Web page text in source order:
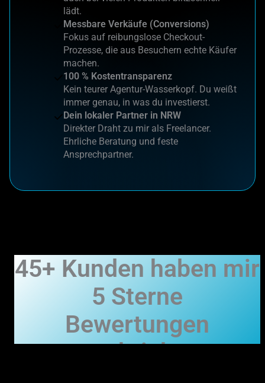
lädt.
Messbare Verkäufe (Conversions)
Fokus auf reibungslose Checkout-
Prozesse, die aus Besuchern echte Käufer
machen.
100 % Kostentransparenz
Kein teurer Agentur-Wasserkopf. Du weißt
immer genau, in was du investierst.
Dein lokaler Partner in NRW
Direkter Draht zu mir als Freelancer.
Ehrliche Beratung und feste
Ansprechpartner.
45+ Kunden haben mir
5 Sterne
Bewertungen
geschrieben.